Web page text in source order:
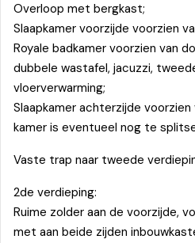
Overloop met bergkast;
Slaapkamer voorzijde voorzien
Royale badkamer voorzien van
dubbele wastafel, jacuzzi,
vloerverwarming;
Slaapkamer achterzijde
kamer is eventueel nog te
Vaste trap naar tweede
2de verdieping:
Ruime zolder aan de voorzijde,
met aan beide zijden